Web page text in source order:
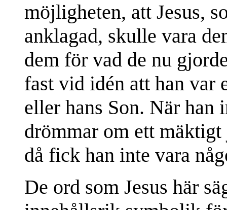
möjligheten, att Jesus,
anklagad, skulle vara
dem för vad de nu
fast vid idén att han var
eller hans Son. När han
drömmar om ett
då fick han inte vara
De ord som Jesus här